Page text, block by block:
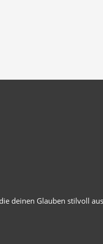
deinen Glauben stilvoll